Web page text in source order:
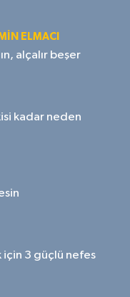
ELMACI
alçalır beşer
kadar neden
için 3 güçlü nefes